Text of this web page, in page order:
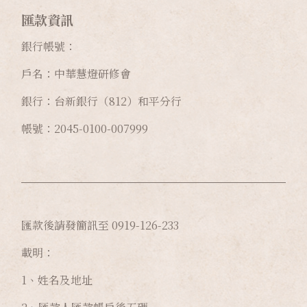
匯款資訊
銀行帳號：
戶名：中華慧燈研修會
銀行：台新銀行（812）和平分行
帳號：2045-0100-007999
匯款後請發簡訊至 0919-126-233
載明：
1、姓名及地址